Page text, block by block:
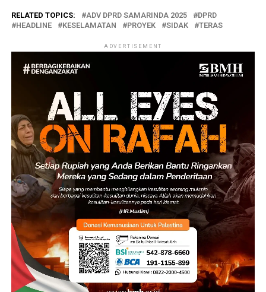
RELATED TOPICS: ADV DPRD SAMARINDA 2025
DPRD
HEADLINE
KESELAMATAN PROYEK SIDAK TERAS
ADVERTISEMENT